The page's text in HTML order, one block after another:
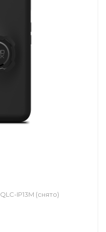
QLC-IP13M (снято)